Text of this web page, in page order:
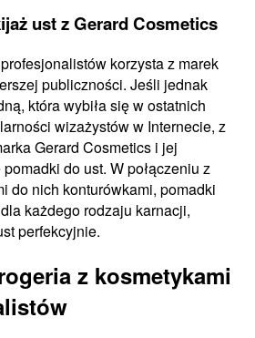
ust z Gerard Cosmetics
korzysta z marek
publiczności. Jeśli jednak
która wybiła się w ostatnich
wizażystów w Internecie, z
Gerard Cosmetics i jej
do ust. W połączeniu z
do nich konturówkami, pomadki
każdego rodzaju karnacji,
perfekcyjnie.
z kosmetykami